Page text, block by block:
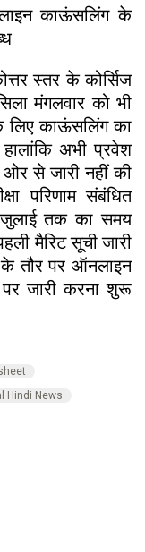
काऊंसलिंग के
स्तर के कोर्सिज
मंगलवार को भी
लिए काऊंसलिंग का
अभी प्रवेश
ओर से जारी नहीं की
परिणाम संबंधित
जुलाई तक का समय
मैरिट सूची जारी
के तौर पर ऑनलाइन
जारी करना शुरू
Hindi News